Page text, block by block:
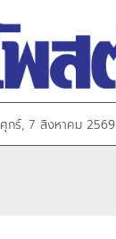
ศุกร์, 7 สิงหาคม 2569